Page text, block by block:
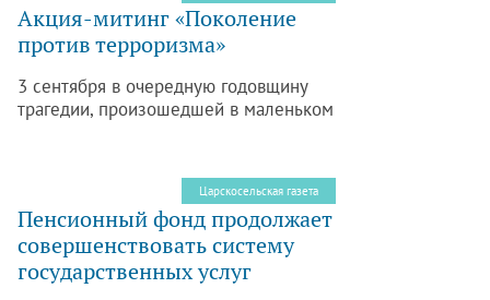
Акция-митинг «Поколение
против терроризма»
3 сентября в очередную годовщину
трагедии, произошедшей в маленьком
общественная организация
«Пушкинский молодежный Совет» и
Дом молодежи «Царскосельский» при
поддержке администрации
Пушкинского района организовали
Царскосельская газета
Пенсионный фонд продолжает
совершенствовать систему
государственных услуг